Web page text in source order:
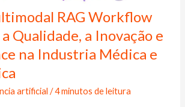
RAG Workflow
Qualidade, a Inovação e
na Industria Médica e
artificial /4 minutos de leitura